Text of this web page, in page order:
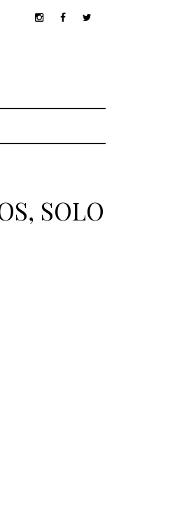
SOLO